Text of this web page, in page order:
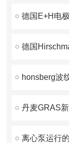
德国E+H电
德国
honsberg波
丹麦GRAS
离心泵运行